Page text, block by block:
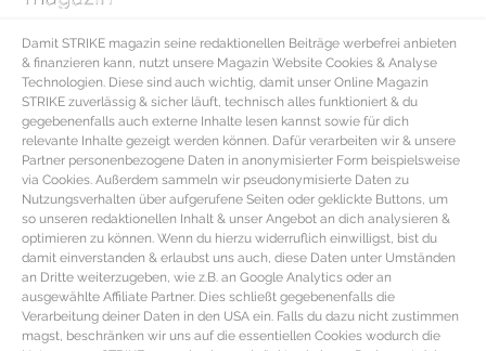
Damit STRIKE magazin seine redaktionellen Beiträge werbefrei anbieten
& finanzieren kann, nutzt unsere Magazin Website Cookies & Analyse
Technologien. Diese sind auch wichtig, damit unser Online Magazin
STRIKE zuverlässig & sicher läuft, technisch alles funktioniert & du
gegebenenfalls auch externe Inhalte lesen kannst sowie für dich
relevante Inhalte gezeigt werden können. Dafür verarbeiten wir & unsere
Partner personenbezogene Daten in anonymisierter Form beispielsweise
via Cookies. Außerdem sammeln wir pseudonymisierte Daten zu
Nutzungsverhalten über aufgerufene Seiten oder geklickte Buttons, um
so unseren redaktionellen Inhalt & unser Angebot an dich analysieren &
optimieren zu können. Wenn du hierzu widerruflich einwilligst, bist du
damit einverstanden & erlaubst uns auch, diese Daten unter Umständen
an Dritte weiterzugeben, wie z.B. an Google Analytics oder an
ausgewählte Affiliate Partner. Dies schließt gegebenenfalls die
Verarbeitung deiner Daten in den USA ein. Falls du dazu nicht zustimmen
magst, beschränken wir uns auf die essentiellen Cookies wodurch die
Leistentasche sowie Pattentaschen plus gerade geschnittene Anzughose
mit französischen Taschen, Leistentaschen und Bügelfalte (Wolle | 300 €).
SchwarzerLedergürtel von Santiago Gonzalezmit typischer
Krokodilprägung und silberfarbener Dornschließe (Krokoleder | 500 €).
SchwarzeStrickkrawatte von Lanvin aus Seide mit Waffelstruktur (Seide | 95
€).
Manschettenknöpfe von Tateossian
aus Rhodium im
Tauknoten Design mit Schwenkbügel (Rhodium | 139 €).
Anthrazitfarbener schmal geschnittener
Mantel von Canali
wasserabweisender Wolle mit einreihigem Zwei-Knopf Verschluss sowie mit